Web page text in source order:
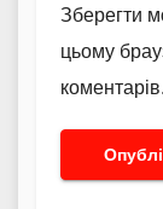
Зберегти
цьому
коментарів.